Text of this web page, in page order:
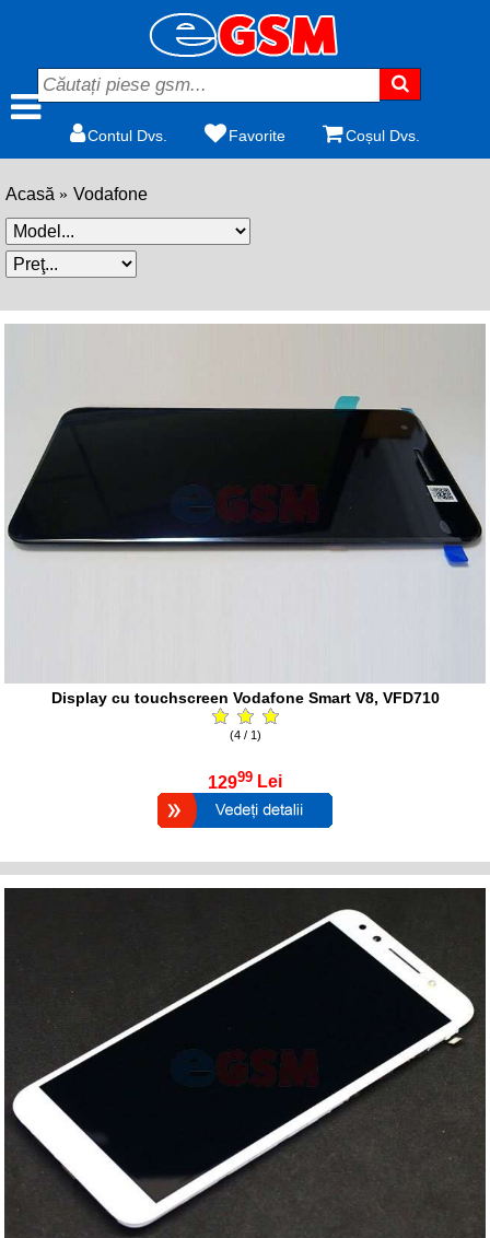
Contul Dvs. Favorite Coșul Dvs.
Acasă Vodafone
Display cu touchscreen Vodafone Smart V8, VFD710
(4 / 1)
12999 Lei